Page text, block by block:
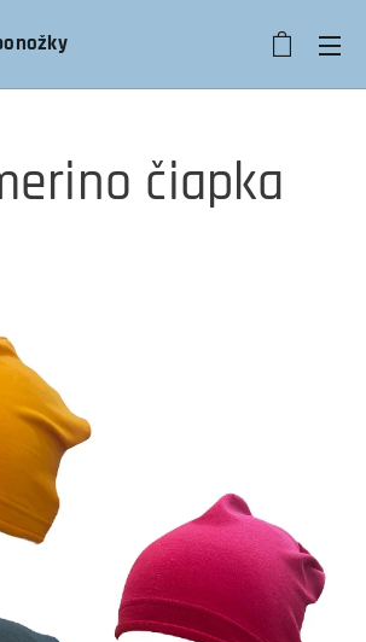
čiapka